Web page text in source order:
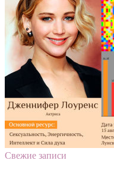
Свежие записи